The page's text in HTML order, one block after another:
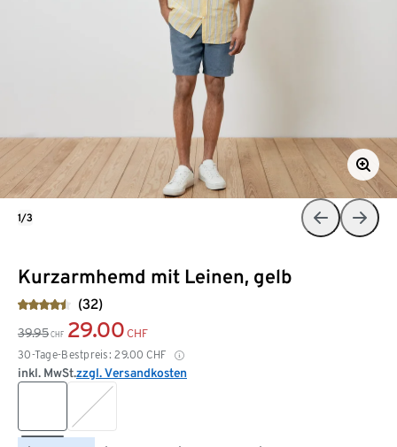
Kurzarmhemd mit Leinen, gelb
(32)
39.95 CHF 29.00 CHF
30-Tage-Bestpreis: 29.00 CHF
inkl. MwSt.zzgl. Versandkosten
1/3